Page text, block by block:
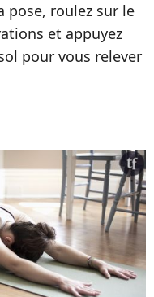
pose, roulez sur le
et appuyez
pour vous relever